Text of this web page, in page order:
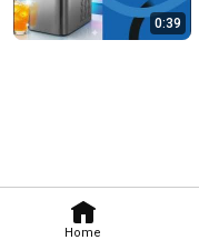
Home
0:39